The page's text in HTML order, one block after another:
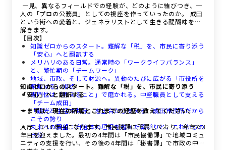
一見、異なるフィールドでの経験が、どのように結びつき、一
人の「プロの公務員」としての視座を作っていったのか。 成田
という街への愛着と、ジェネラリストとして生きる醍醐味を紐
解きます。
【目次】
知識ゼロからのスタート。難解な「税」を、市民に寄り添う
「安心」へと翻訳する
メリハリのある日常。通常時の「ワークライフバランス」
と、繁忙期の「チームワーク」
地域、市政、そして財源へ。異動のたびに広がる「市役所を
俯瞰する」視点
専門性は「教えること」で磨かれる。中堅職員として支える
「チーム成田」
「観光と生活の共存」を土台から支える、成田市役所だから
こその誇り
未来への展望：自治体の垣根を越えた繋がりと、これからの
自分
知識ゼロからのスタート。難解な「税」を、市民に寄り添う
「安心」へと翻訳する
ーまずは、現在の所属とこれまでの経歴を教えてください。
入庁して11年目になります。市民税課に所属しており、今年で3
年目を迎えました。最初の4年間は「市民協働課」で地域コミュ
ニティの支援を行い、その後の4年間は「秘書課」で市政の中枢